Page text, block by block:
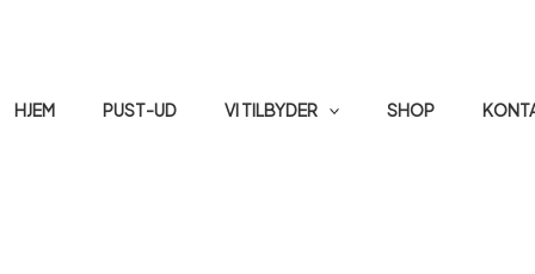
HJEM PUST-UD VI TILBYDER SHOP